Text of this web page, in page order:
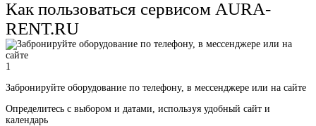
Как пользоваться сервисом AURA-
RENT.RU
1
Забронируйте оборудование по телефону, в мессенджере или на сайте
Определитесь с выбором и датами, используя удобный сайт и
календарь